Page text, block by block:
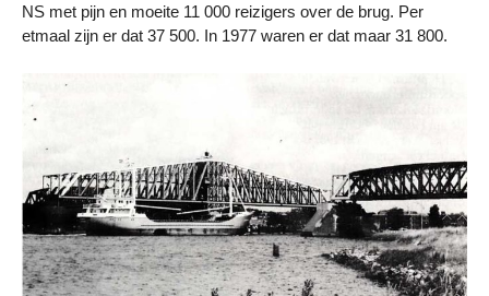
NS met pijn en moeite 11 000 reizigers over de brug. Per
etmaal zijn er dat 37 500. In 1977 waren er dat maar 31 800.